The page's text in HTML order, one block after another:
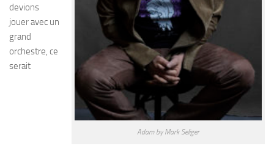
Adam by Mark Seliger
devions
jouer avec un
grand
orchestre, ce
serait